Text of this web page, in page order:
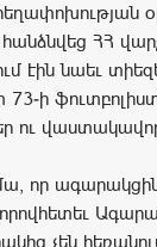
ՀՀ
էին նաեւ
73-ի
ու
որ
չեն